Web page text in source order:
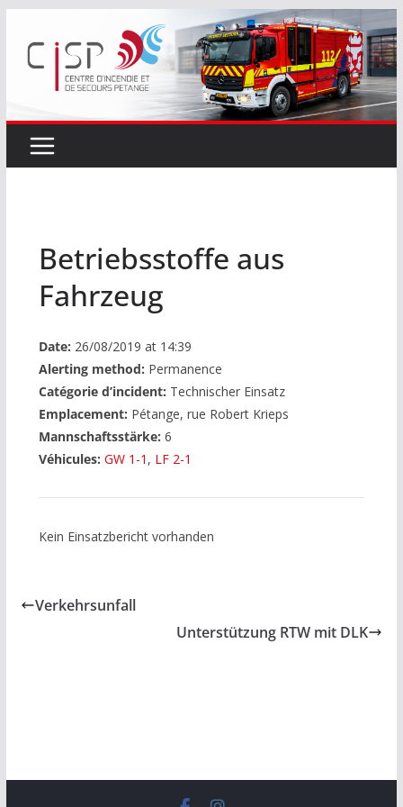
contenu
Betriebsstoffe aus
Fahrzeug
Date: 26/08/2019 at 14:39
Alerting method: Permanence
Catégorie d’incident: Technischer Einsatz
Emplacement: Pétange, rue Robert Krieps
Mannschaftsstärke: 6
Véhicules: GW 1-1 , LF 2-1
Kein Einsatzbericht vorhanden
Verkehrsunfall
Unterstützung RTW mit DLK